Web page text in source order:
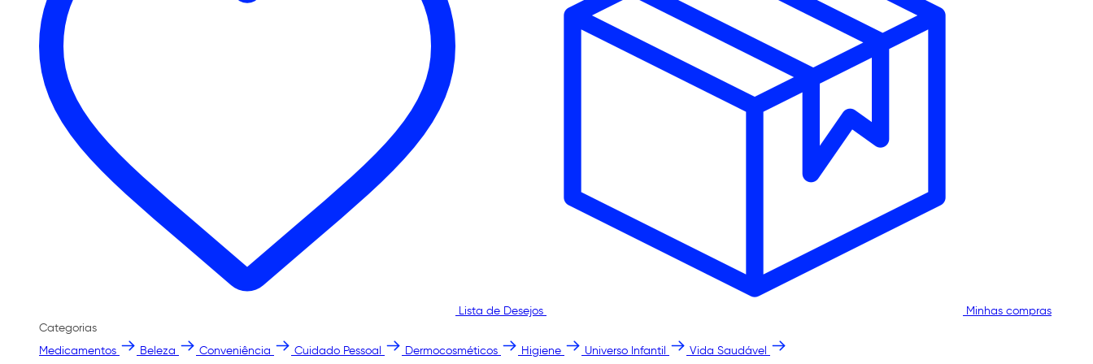
Lista de Desejos
Minhas compras
Categorias
Medicamentos
Beleza Conveniência Cuidado Pessoal Dermocosméticos Higiene Universo Infantil Vida Saudável